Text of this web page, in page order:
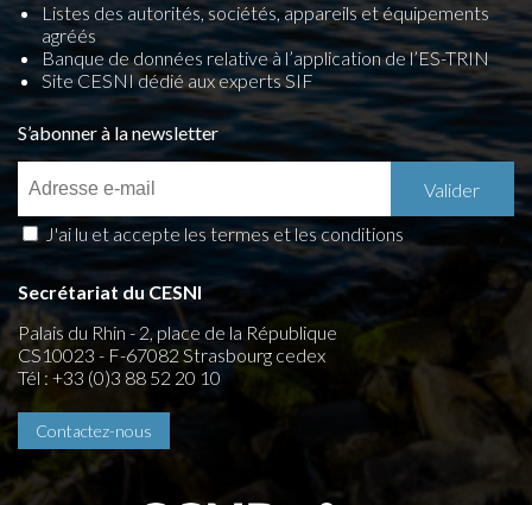
Listes des autorités, sociétés, appareils et équipements
agréés
Banque de données relative à l’application de l’ES-TRIN
Site CESNI dédié aux experts SIF
S’abonner à la newsletter
J'ai lu et accepte les termes et les conditions
Secrétariat du CESNI
Palais du Rhin - 2, place de la République
CS10023 - F-67082 Strasbourg cedex
Tél : +33 (0)3 88 52 20 10
Contactez-nous